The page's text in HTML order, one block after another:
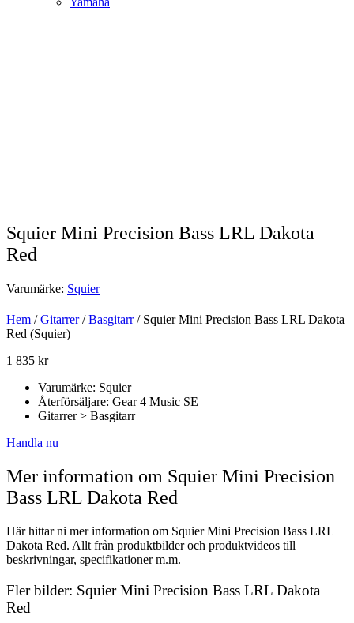
Squier Mini Precision Bass LRL Dakota
Red
Varumärke: Squier
Hem /Gitarrer/Basgitarr/ Squier Mini Precision Bass LRL Dakota
Red (Squier)
1 835 kr
Varumärke: Squier
Återförsäljare: Gear 4 Music SE
Gitarrer > Basgitarr
Handla nu
Mer information om Squier Mini Precision
Bass LRL Dakota Red
Här hittar ni mer information om Squier Mini Precision Bass LRL
Dakota Red. Allt från produktbilder och produktvideos till
beskrivningar, specifikationer m.m.
Fler bilder: Squier Mini Precision Bass LRL Dakota
Red